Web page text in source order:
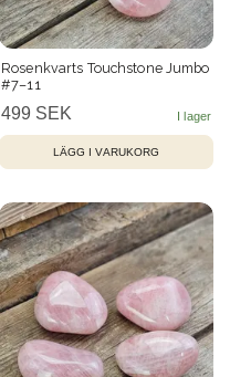
Rosenkvarts Touchstone Jumbo
#7–11
499 SEK
LÄGG I VARUKORG